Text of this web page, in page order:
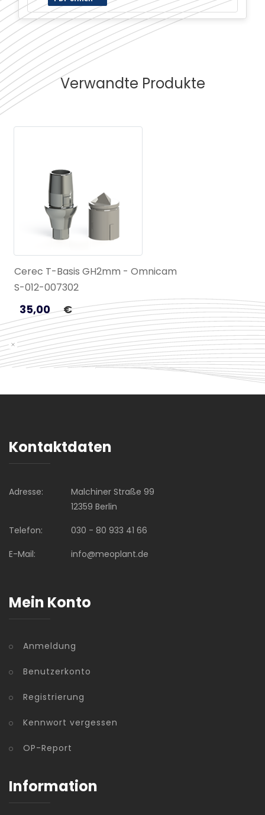
Verwandte Produkte
Cerec T-Basis GH2mm - Omnicam
S-012-007302
35,00 €
Kontaktdaten
Adresse:
Malchiner Straße 99
12359 Berlin
Telefon:
030 - 80 933 41 66
E-Mail:
info@meoplant.de
Mein Konto
Anmeldung
Benutzerkonto
Registrierung
Kennwort vergessen
OP-Report
Information